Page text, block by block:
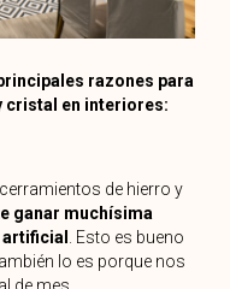
razones para
cristal en interiores:
de hierro y
ganar muchísima
. Esto es bueno
lo es porque nos